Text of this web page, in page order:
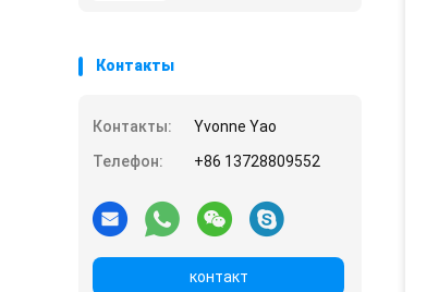
Контакты
Контакты:
Yvonne Yao
Телефон:
+86 13728809552
контакт